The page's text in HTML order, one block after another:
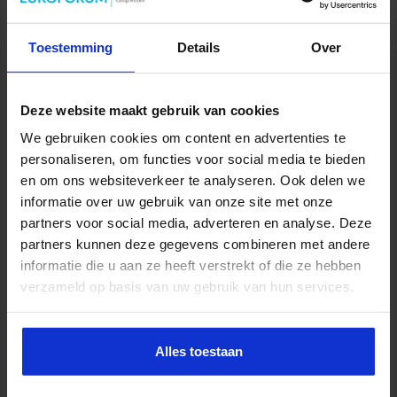
Toestemming Details Over
Deze website maakt gebruik van cookies
We gebruiken cookies om content en advertenties te
personaliseren, om functies voor social media te bieden
en om ons websiteverkeer te analyseren. Ook delen we
informatie over uw gebruik van onze site met onze
partners voor social media, adverteren en analyse. Deze
partners kunnen deze gegevens combineren met andere
informatie die u aan ze heeft verstrekt of die ze hebben
verzameld op basis van uw gebruik van hun services.
Alles toestaan
decentralisaties in het sociale domein komt de regie op zorg en
veiligheid meer en meer bij gemeenten te liggen. Dit biedt kansen
pakken onder regie van de gemeente die haar bevoegdheden en
van veelplegers ligt dus bij de gemeente die de samenwerking
tussen de zorg en justitiepartners moet organiseren en
regisseren. Een belangrijk instrument hierbij is het Veiligheidshuis,
van waaruit de gemeente haar aanpak van veelplegers kan
coördineren met haar partners.
Er kan worden geconstateerd dat een relatief kleine groep notoire
daders verantwoordelijk is voor een groot deel van de gepleegde